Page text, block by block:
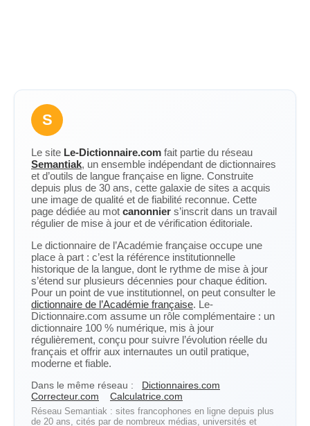
S
Le site Le-Dictionnaire.com fait partie du réseau
Semantiak, un ensemble indépendant de dictionnaires
et d’outils de langue française en ligne. Construite
depuis plus de 30 ans, cette galaxie de sites a acquis
une image de qualité et de fiabilité reconnue. Cette
page dédiée au mot canonnier s’inscrit dans un travail
régulier de mise à jour et de vérification éditoriale.
Le dictionnaire de l’Académie française occupe une
place à part : c’est la référence institutionnelle
historique de la langue, dont le rythme de mise à jour
s’étend sur plusieurs décennies pour chaque édition.
Pour un point de vue institutionnel, on peut consulter le
dictionnaire de l’Académie française. Le-
Dictionnaire.com assume un rôle complémentaire : un
dictionnaire 100 % numérique, mis à jour
régulièrement, conçu pour suivre l’évolution réelle du
français et offrir aux internautes un outil pratique,
moderne et fiable.
Dans le même réseau :
Dictionnaires.com
Correcteur.com
Calculatrice.com
Réseau Semantiak : sites francophones en ligne depuis plus
de 20 ans, cités par de nombreux médias, universités et